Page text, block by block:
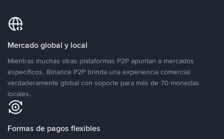
Mercado global y local
Mientras muchas otras plataformas P2P apuntan a mercados
específicos, Binance P2P brinda una experiencia comercial
verdaderamente global con soporte para más de 70 monedas
locales.
Formas de pagos flexibles